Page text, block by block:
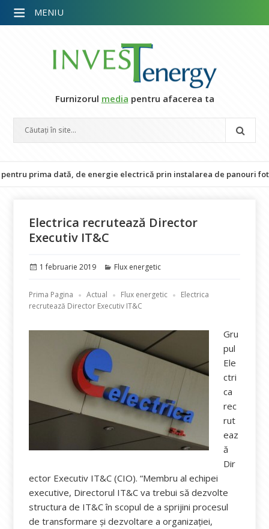
Furnizorul media pentru afacerea ta
prima dată, de energie electrică prin instalarea de panouri
Electrica recrutează Director
Executiv IT&C
Publicat
1 februarie 2019 Categorii
Flux energetic
Prima Pagina Actual Flux energetic
Electrica
recrutează Director Executiv IT&C
Gru
pul
Ele
ctri
ca
rec
rut
eaz
ă
Dir
ector Executiv IT&C (CIO). “Membru al echipei
executive, Directorul IT&C va trebui să dezvolte
structura de IT&C în scopul de a sprijini procesul
de transformare și dezvoltare a organizației,
MENIU